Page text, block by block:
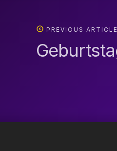
PREVIOUS ARTICLE